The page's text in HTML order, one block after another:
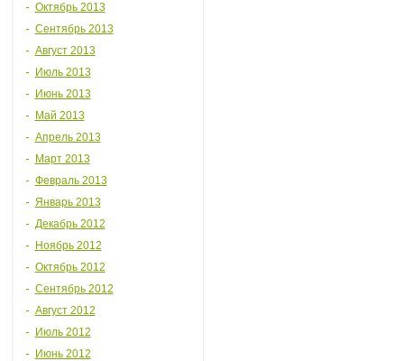
Октябрь 2013
Сентябрь 2013
Август 2013
Июль 2013
Июнь 2013
Май 2013
Апрель 2013
Март 2013
Февраль 2013
Январь 2013
Декабрь 2012
Ноябрь 2012
Октябрь 2012
Сентябрь 2012
Август 2012
Июль 2012
Июнь 2012